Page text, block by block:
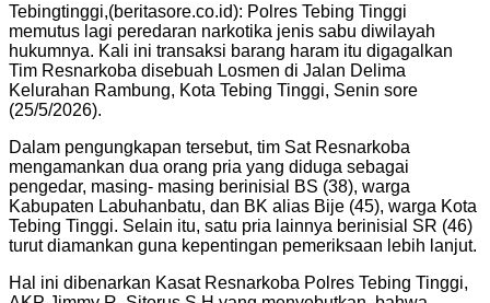
Tebingtinggi,(beritasore.co.id): Polres Tebing Tinggi
memutus lagi peredaran narkotika jenis sabu diwilayah
hukumnya. Kali ini transaksi barang haram itu digagalkan
Tim Resnarkoba disebuah Losmen di Jalan Delima
Kelurahan Rambung, Kota Tebing Tinggi, Senin sore
(25/5/2026).
Dalam pengungkapan tersebut, tim Sat Resnarkoba
mengamankan dua orang pria yang diduga sebagai
pengedar, masing- masing berinisial BS (38), warga
Kabupaten Labuhanbatu, dan BK alias Bije (45), warga Kota
Tebing Tinggi. Selain itu, satu pria lainnya berinisial SR (46)
turut diamankan guna kepentingan pemeriksaan lebih lanjut.
Hal ini dibenarkan Kasat Resnarkoba Polres Tebing Tinggi,